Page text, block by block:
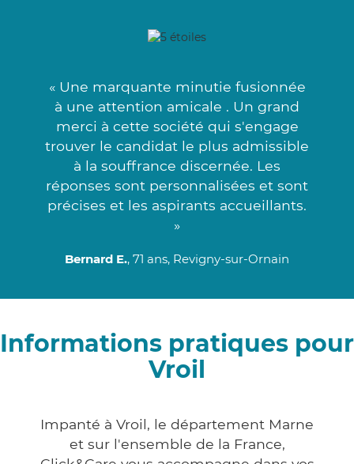
« Une marquante minutie fusionnée
à une attention amicale . Un grand
merci à cette société qui s'engage
trouver le candidat le plus admissible
à la souffrance discernée. Les
réponses sont personnalisées et sont
précises et les aspirants accueillants.
»
Bernard E., 71 ans, Revigny-sur-Ornain
Informations pratiques pour
Vroil
Impanté à Vroil, le département Marne
et sur l'ensemble de la France,